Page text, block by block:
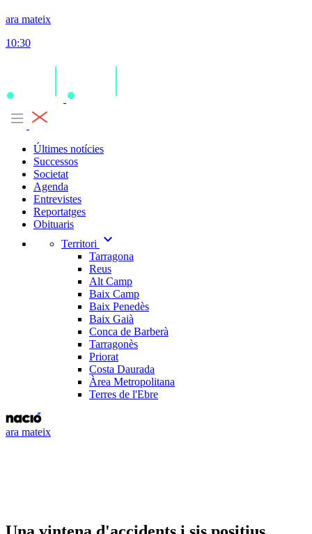
ara mateix
10:30
Últimes notícies
Successos
Societat
Agenda
Entrevistes
Reportatges
Obituaris
Territori
expand_more
Tarragona
Reus
Alt Camp
Baix Camp
Baix Penedès
Baix Gaià
Conca de Barberà
Tarragonès
Priorat
Costa Daurada
Àrea Metropolitana
Terres de l'Ebre
ara mateix